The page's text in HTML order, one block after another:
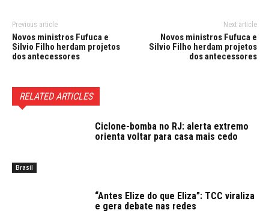
Previous article
Novos ministros Fufuca e
Silvio Filho herdam projetos
dos antecessores
Next article
Novos ministros Fufuca e
Silvio Filho herdam projetos
dos antecessores
RELATED ARTICLES
Brasil
Ciclone-bomba no RJ: alerta extremo
orienta voltar para casa mais cedo
“Antes Elize do que Eliza”: TCC viraliza
e gera debate nas redes